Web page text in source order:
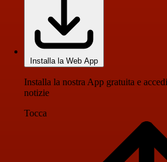
Installa la Web App
Installa la nostra App gratuita e
notizie
Tocca